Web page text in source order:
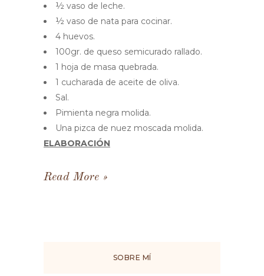
½ vaso de leche.
½ vaso de nata para cocinar.
4 huevos.
100gr. de queso semicurado rallado.
1 hoja de masa quebrada.
1 cucharada de aceite de oliva.
Sal.
Pimienta negra molida.
Una pizca de nuez moscada molida.
ELABORACIÓN
Read More
SOBRE MÍ